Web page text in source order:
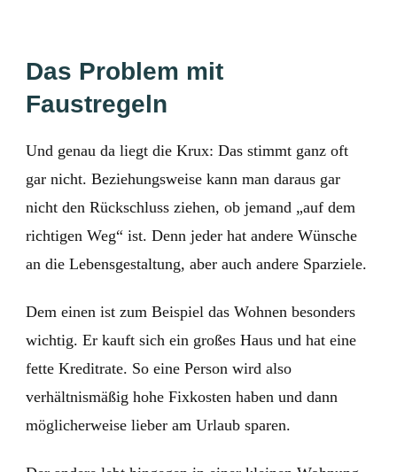
Das Problem mit
Faustregeln
Und genau da liegt die Krux: Das stimmt ganz oft
gar nicht. Beziehungsweise kann man daraus gar
nicht den Rückschluss ziehen, ob jemand „auf dem
richtigen Weg“ ist. Denn jeder hat andere Wünsche
an die Lebensgestaltung, aber auch andere Sparziele.
Dem einen ist zum Beispiel das Wohnen besonders
wichtig. Er kauft sich ein großes Haus und hat eine
fette Kreditrate. So eine Person wird also
verhältnismäßig hohe Fixkosten haben und dann
möglicherweise lieber am Urlaub sparen.